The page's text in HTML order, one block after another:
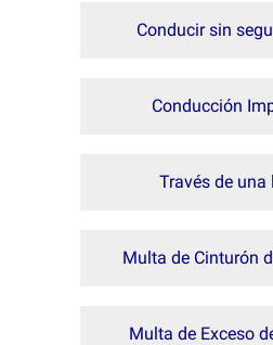
Conducir sin
Conducción
Través de una
Multa de Cinturón
Multa de Exceso